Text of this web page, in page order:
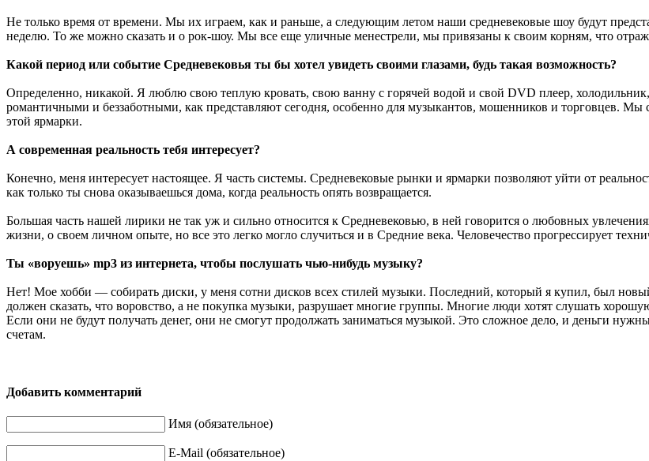
Не только время от времени. Мы их играем, как и раньше, а следующим летом наши средневековые шоу будут
неделю. То же можно сказать и о рок-шоу. Мы все еще уличные менестрели, мы привязаны к своим корням, что
Какой период или событие Средневековья ты бы хотел увидеть своими глазами, будь такая возможность?
Определенно, никакой. Я люблю свою теплую кровать, свою ванну с горячей водой и свой DVD плеер,
романтичными и беззаботными, как представляют сегодня, особенно для музыкантов, мошенников и торговцев.
этой ярмарки.
А современная реальность тебя интересует?
Конечно, меня интересует настоящее. Я часть системы. Средневековые рынки и ярмарки позволяют уйти от
как только ты снова оказываешься дома, когда реальность опять возвращается.
Большая часть нашей лирики не так уж и сильно относится к Средневековью, в ней говорится о любовных
жизни, о своем личном опыте, но все это легко могло случиться и в Средние века. Человечество прогрессирует
Ты «воруешь» mp3 из интернета, чтобы послушать чью-нибудь музыку?
Нет! Мое хобби — собирать диски, у меня сотни дисков всех стилей музыки. Последний, который я купил, был
должен сказать, что воровство, а не покупка музыки, разрушает многие группы. Многие люди хотят слушать
Если они не будут получать денег, они не смогут продолжать заниматься музыкой. Это сложное дело, и деньги
счетам.
Добавить комментарий
Имя (обязательное)
E-Mail (обязательное)